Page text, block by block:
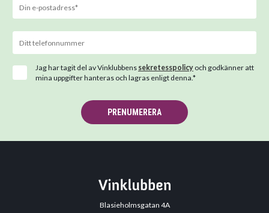
Jag har tagit del av Vinklubbens sekretesspolicy och godkänner att
mina uppgifter hanteras och lagras enligt denna.*
PRENUMERERA
Blasieholmsgatan 4A